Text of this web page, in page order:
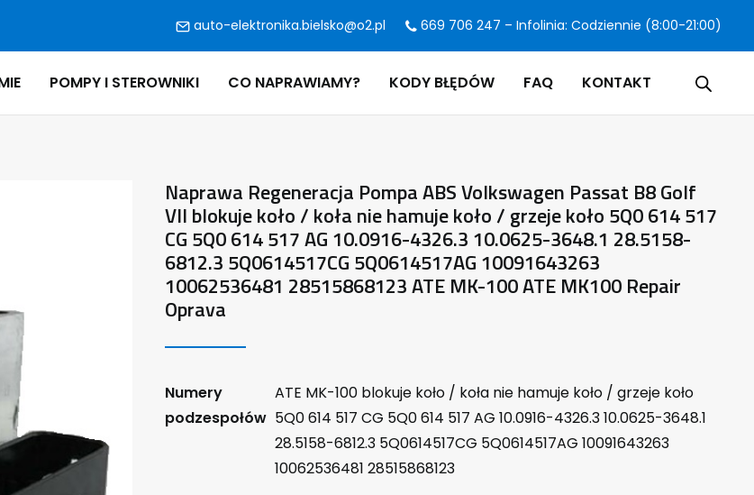
auto-elektronika.bielsko@o2.pl 669 706 247 – Infolinia: Codziennie (8:00-21:00)
POMPY I STEROWNIKI CO NAPRAWIAMY? KODY BŁĘDÓW FAQ KONTAKT
Naprawa Regeneracja Pompa ABS Volkswagen Passat B8 Golf
VII blokuje koło / koła nie hamuje koło / grzeje koło 5Q0 614 517
CG 5Q0 614 517 AG 10.0916-4326.3 10.0625-3648.1 28.5158-
6812.3 5Q0614517CG 5Q0614517AG 10091643263
10062536481 28515868123 ATE MK-100 ATE MK100 Repair
Oprava
Numery
podzespołów
ATE MK-100 blokuje koło / koła nie hamuje koło / grzeje koło
5Q0 614 517 CG 5Q0 614 517 AG 10.0916-4326.3 10.0625-3648.1
28.5158-6812.3 5Q0614517CG 5Q0614517AG 10091643263
10062536481 28515868123